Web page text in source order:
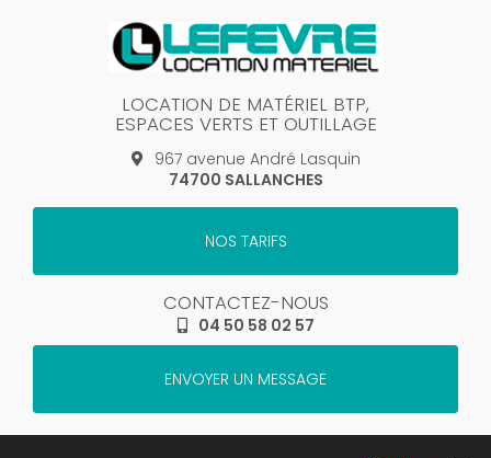
LOCATION DE MATÉRIEL BTP,
ESPACES VERTS ET OUTILLAGE
967 avenue André Lasquin
74700 SALLANCHES
NOS TARIFS
CONTACTEZ-NOUS
04 50 58 02 57
ENVOYER UN MESSAGE